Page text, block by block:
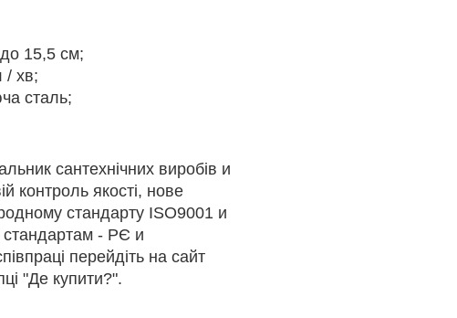
15,5 см;
/ хв;
сталь;
сантехнічних виробів и
контроль якості, нове
стандарту ISO9001 и
стандартам - РЄ и
перейдіть на сайт
"Де купити?".